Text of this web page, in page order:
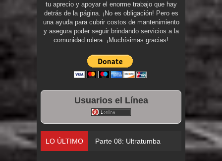
tu aprecio y apoyar el enorme trabajo que hay
detrás de la página. ¡No es obligación! Pero es
una ayuda para cubrir costos de mantenimiento
y asegura poder seguir brindando servicios a la
comunidad rolera. ¡Muchísimas gracias!
Usuarios el Línea
LO ÚLTIMO Parte 08: Ultratumba